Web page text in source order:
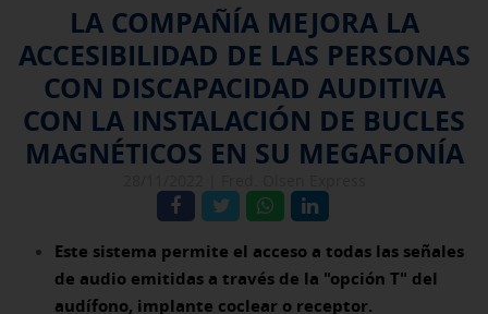
LA COMPAÑÍA MEJORA LA
ACCESIBILIDAD DE LAS PERSONAS
CON DISCAPACIDAD AUDITIVA
CON LA INSTALACIÓN DE BUCLES
MAGNÉTICOS EN SU MEGAFONÍA
Este sistema permite el acceso a todas las señales
de audio emitidas a través de la "opción T" del
audífono, implante coclear o receptor.